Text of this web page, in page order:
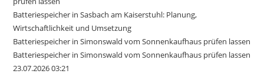
Batteriespeicher in Sasbach am Kaiserstuhl: Planung,
Wirtschaftlichkeit und Umsetzung
Batteriespeicher in Simonswald vom Sonnenkaufhaus prüfen lassen
Batteriespeicher in Simonswald vom Sonnenkaufhaus prüfen lassen
23.07.2026 03:21